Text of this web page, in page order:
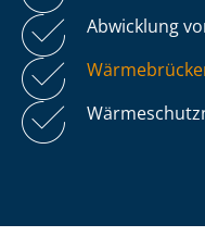
Abwicklung